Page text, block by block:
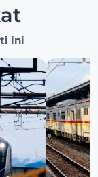
ini